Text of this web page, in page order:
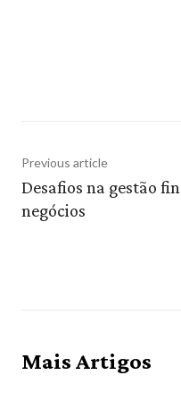
Previous article
Desafios na gestão
negócios
Mais Artigos